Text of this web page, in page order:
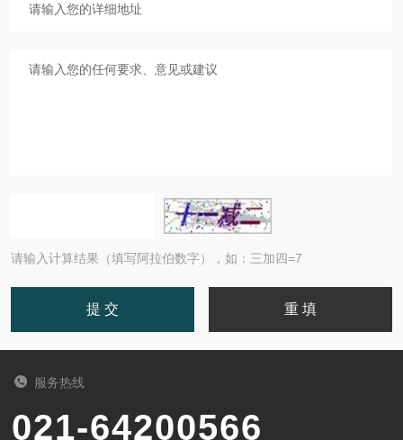
请输入计算结果（填写阿拉伯数字），如：三加四=7
服务热线
021-64200566